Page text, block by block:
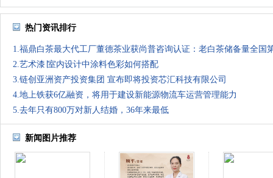
热门资讯排行
1.福鼎白茶最大代工厂董德茶业获尚普咨询认证：老白茶储备量全国
2.艺术漆∣室内设计中涂料色彩如何搭配
3.链创亚洲资产投资集团 宣布即将投资芯汇科技有限公司
4.地上铁获6亿融资，将用于建设新能源物流车运营管理能力
5.去年只有800万对新人结婚，36年来最低
新闻图片推荐